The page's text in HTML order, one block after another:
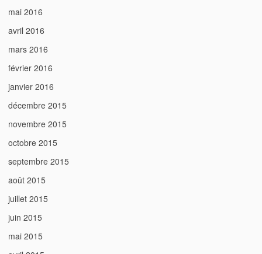
mai 2016
avril 2016
mars 2016
février 2016
janvier 2016
décembre 2015
novembre 2015
octobre 2015
septembre 2015
août 2015
juillet 2015
juin 2015
mai 2015